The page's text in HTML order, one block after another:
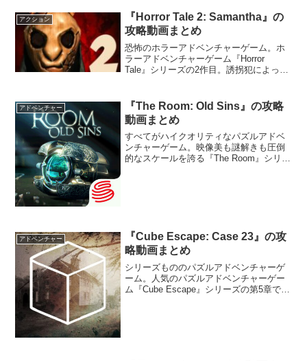
アクション
『Horror Tale 2: Samantha』の
攻略動画まとめ
恐怖のホラーアドベンチャーゲーム。ホ
ラーアドベンチャーゲーム『Horror
Tale』シリーズの2作目。誘拐犯によって
し、誘拐犯に見つかり、再び追いかけら
れるハメになってしまう。トムとサマン
サは刑務所から脱出することはできるだ
ろうか―。
アドベンチャー
『The Room: Old Sins』の攻略
動画まとめ
すべてがハイクオリティなパズルアドベ
ンチャーゲーム。映像美も謎解きも圧倒
的なスケールを誇る『The Room』シリー
アドベンチャー
『Cube Escape: Case 23』の攻
略動画まとめ
シリーズもののパズルアドベンチャーゲ
ーム。人気のパズルアドベンチャーゲー
ム『Cube Escape』シリーズの第5章であ